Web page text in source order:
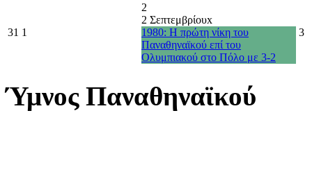
31 1
2
2 Σεπτεμβρίουx
1980: Η πρώτη νίκη του
Παναθηναϊκού επί του
Ολυμπιακού στο Πόλο με 3-2
3
Ύμνος Παναθηναϊκού